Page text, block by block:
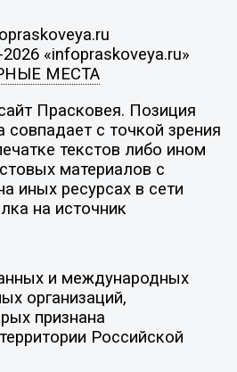
«infopraskoveya.ru»
МЕСТА
Прасковея. Позиция
совпадает с точкой зрения
текстов либо ином
материалов с
иных ресурсах в сети
на источник
и международных
организаций,
признана
Российской